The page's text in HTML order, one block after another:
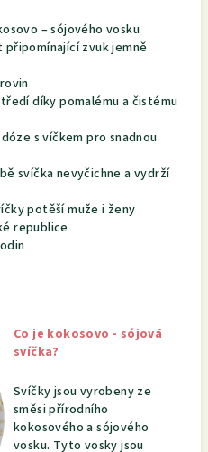
– sójového vosku
zvuk jemně
díky pomalému a čistému
s víčkem pro snadnou
svíčka nevyčichne a vydrží
potěší muže i ženy
republice
Co je kokosovo - sójová
svíčka?
Svíčky jsou vyrobeny ze
směsi přírodního
kokosového a sójového
vosku. Tyto vosky jsou